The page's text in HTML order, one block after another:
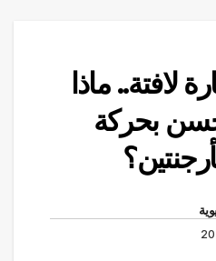
لافتة.. ماذا
بحركة